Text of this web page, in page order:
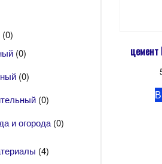
(0)
(0)
(0)
(0)
и огорода (0)
(4)